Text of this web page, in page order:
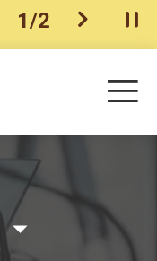
上一個
2/2 下一個開
目